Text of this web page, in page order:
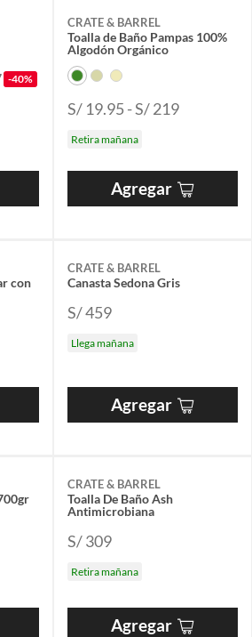
-40%
CRATE & BARREL
Toalla de Baño Pampas 100%
Algodón Orgánico
S/ 19.95 - S/ 219
Retira mañana
Agregar
con
CRATE & BARREL
Canasta Sedona Gris
S/ 459
Llega mañana
Agregar
CRATE & BARREL
Toalla De Baño Ash
Antimicrobiana
S/ 309
Retira mañana
Agregar